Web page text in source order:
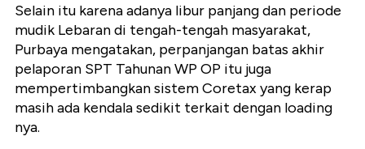
Selain itu karena adanya libur panjang dan periode
mudik Lebaran di tengah-tengah masyarakat,
Purbaya mengatakan, perpanjangan batas akhir
pelaporan SPT Tahunan WP OP itu juga
mempertimbangkan sistem Coretax yang kerap
masih ada kendala sedikit terkait dengan loading
nya.